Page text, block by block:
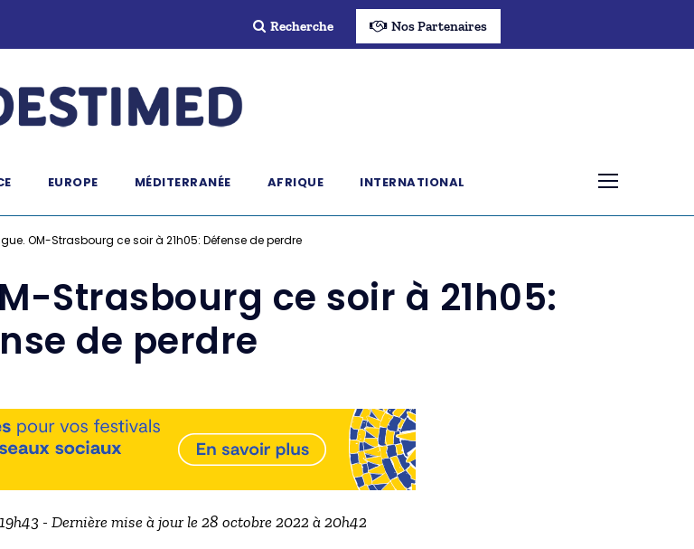
Recherche Nos Partenaires
EUROPE MÉDITERRANÉE AFRIQUE INTERNATIONAL
OM-Strasbourg ce soir à 21h05: Défense de perdre
Strasbourg ce soir à 21h05:
de perdre
- Dernière mise à jour le 28 octobre 2022 à 20h42